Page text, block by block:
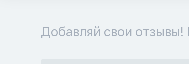
Добавляй свои отзывы!